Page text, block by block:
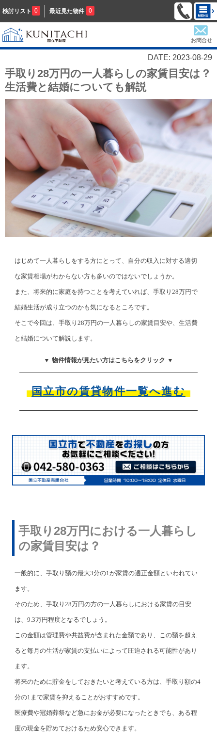
検討リスト 0 最近見た物件 0
お問合せ
DATE: 2023-08-29
手取り28万円の一人暮らしの家賃目安は？
生活費と結婚についても解説
はじめて一人暮らしをする方にとって、自分の収入に対する適切
な家賃相場がわからない方も多いのではないでしょうか。
また、将来的に家庭を持つことを考えていれば、手取り28万円で
結婚生活が成り立つのかも気になるところです。
そこで今回は、手取り28万円の一人暮らしの家賃目安や、生活費
と結婚について解説します。
▼ 物件情報が見たい方はこちらをクリック ▼
国立市の賃貸物件一覧へ進む
手取り28万円における一人暮らし
の家賃目安は？
一般的に、手取り額の最大3分の1が家賃の適正金額といわれてい
ます。
そのため、手取り28万円の方の一人暮らしにおける家賃の目安
は、9.3万円程度となるでしょう。
この金額は管理費や共益費が含まれた金額であり、この額を超え
ると毎月の生活が家賃の支払いによって圧迫される可能性があり
ます。
将来のために貯金をしておきたいと考えている方は、手取り額の4
分の1まで家賃を抑えることがおすすめです。
医療費や冠婚葬祭など急にお金が必要になったときでも、ある程
度の現金を貯めておけるため安心できます。